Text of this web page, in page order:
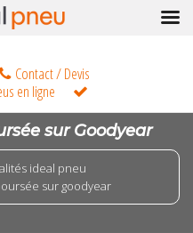
sur Goodyear
ideal pneu
sur goodyear